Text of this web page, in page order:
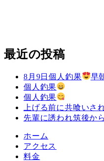
最近の投稿
8月9日個人釣果
早
個人釣果
個人釣果
上げる前に共喰いさ
先輩に誘われ筑後か
ホーム
アクセス
料金